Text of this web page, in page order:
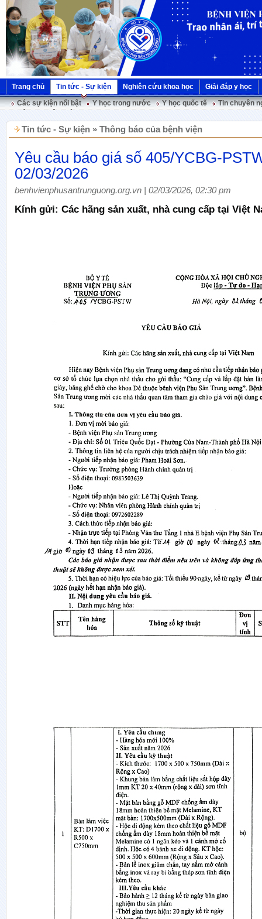
Trang chủ Tin tức - Sự kiện Nghiên cứu khoa học
Giải đáp y học
Các sự kiện nổi bật
Y học trong nước Y học quốc tế
Tin chuyên
Tin tức - Sự kiện » Thông báo của bệnh viện
Yêu cầu báo giá số 405/YCBG-
02/03/2026
benhvienphusantrunguong.org.vn | 02/03/2026, 02:30 pm
Kính gửi: Các hãng sản xuất, nhà cung cấp tại Việt